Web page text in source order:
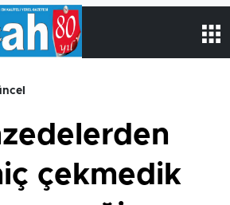
çekmedik